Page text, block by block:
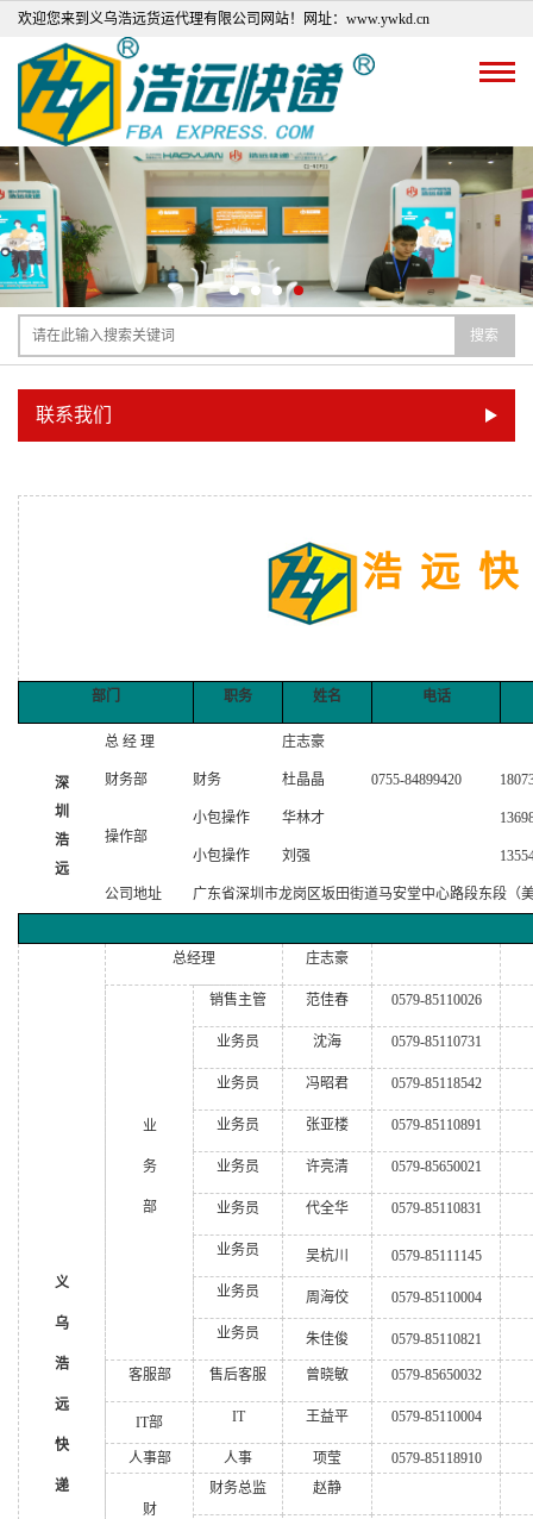
欢迎您来到义乌浩远货运代理有限公司网站！网址：www.ywkd.cn
搜索
联系我们
浩 远
部门 职务 姓名 电话
深
圳
浩
远
总 经 理 庄志豪
财务部 财务 杜晶晶 0755-84899420
操作部
小包操作 华林才
小包操作 刘强
公司地址 广东省深圳市龙岗区坂田街道马安堂中心路段东段（
义
乌
浩
远
快
递
总经理 庄志豪
业
务
部
销售主管 范佳春 0579-85110026
业务员 沈海 0579-85110731
业务员 冯昭君 0579-85118542
业务员 张亚楼 0579-85110891
业务员 许亮清 0579-85650021
业务员 代全华 0579-85110831
业务员 吴杭川 0579-85111145
业务员 周海佼 0579-85110004
业务员 朱佳俊 0579-85110821
客服部 售后客服 曾晓敏 0579-85650032
IT部 IT 王益平 0579-85110004
人事部 人事 项莹 0579-85118910
财
财务总监 赵静